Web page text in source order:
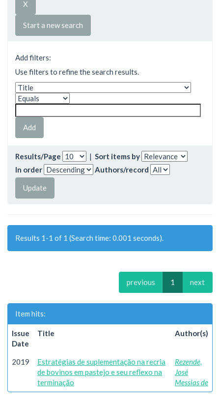
Start a new search
Add filters:
Use filters to refine the search results.
Results/Page | Sort items by
In order
Authors/record
Results 1-1 of 1 (Search time: 0.001 seconds).
previous 1 next
Item hits:
Issue
Date
Title Author(s)
2019
Estratégias de suplementação na recria
de bovinos em pastejo e seu reflexo na
terminação
Rezende,
José
Messias de